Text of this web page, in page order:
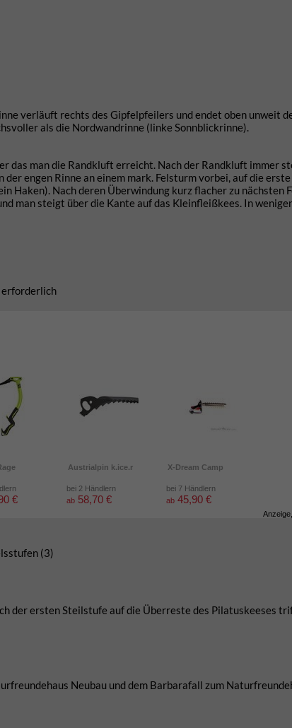
verläuft rechts des Gipfelpfeilers und endet oben unweit
als die Nordwandrinne (linke Sonnblickrinne).
das man die Randkluft erreicht. Nach der Randkluft immer
engen Rinne an einem mark. Felsturm vorbei, auf die
Haken). Nach deren Überwindung kurz flacher zu nächsten
man steigt über die Kante auf das Kleinfleißkees. In
erforderlich
€
Austrialpin k.ice.r
bei 2 Händlern
ab 58,70 €
X-Dream Camp
bei 7 Händlern
ab 45,90 €
(3)
der ersten Steilstufe auf die Überreste des Pilatuskeeses
Neubau und dem Barbarafall zum